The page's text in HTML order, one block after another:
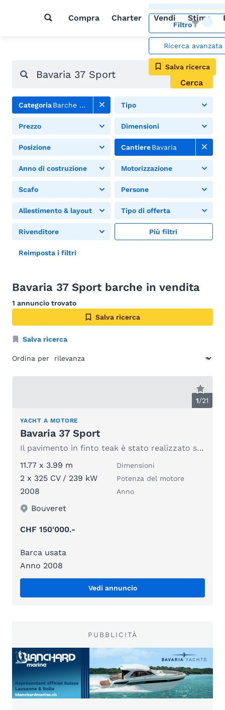
Compra Charter Vendi Stima
Filtro
Ricerca avanzata
Salva ricerca
Cerca
CategoriaBarche a motore Tipo
Prezzo Dimensioni
Posizione CantiereBavaria
Anno di costruzione Motorizzazione
Scafo Persone
Allestimento & layout Tipo di offerta
Rivenditore Più filtri
Reimposta i filtri
Bavaria 37 Sport barche in vendita
1 annuncio trovato
Salva ricerca
Salva ricerca
Ordina per
1/21
YACHT A MOTORE
Bavaria 37 Sport
Il pavimento in finto teak è stato realizzato su misura per te.
11.77 x 3.99 m
Dimensioni
2 x 325 CV / 239 kW Potenza del motore
2008 Anno
Bouveret
CHF 150'000.-
Barca usata
Anno 2008
Vedi annuncio
PUBBLICITÀ